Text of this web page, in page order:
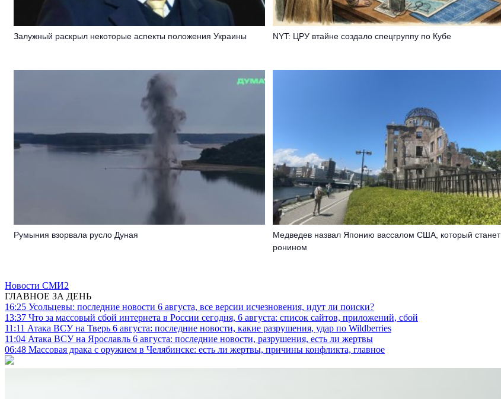
Залужный раскрыл некоторые аспекты положения Украины NYT: ЦРУ втайне создало спецгруппу по Кубе
Румыния взорвала русло Дуная
Медведев назвал Японию вассалом США, который станет
ронином
Новости СМИ2
ГЛАВНОЕ ЗА ДЕНЬ
16:25 Усольцевы: последние новости 6 августа, все версии исчезновения, идут ли поиски?
13:37 Что за массовый сбой интернета в России сегодня, 6 августа: список сайтов, приложений, сбой
11:11 Атака ВСУ на Тверь 6 августа: последние новости, какие разрушения, удар по Wildberries
11:04 Атака ВСУ на Ярославль 6 августа: последние новости, разрушения, есть ли жертвы
06:48 Массовая драка с оружием в Челябинске: есть ли жертвы, причины конфликта, главное